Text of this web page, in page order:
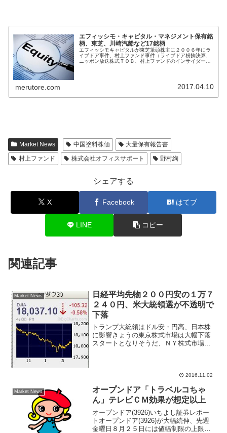
エフィッシモ・キャピタル・マネジメント保有銘
柄、東芝、川崎汽船など17銘柄
エフィッシモキャピタルが東芝筆頭株主に２００６年にラ
イブドア事件、村上ファンド事件（ライブドア粉飾決算、
ニッポン放送株式ＴＯＢ、村上ファンドのインサイダー事
merutore.com 2017.04.10
Market News 中国塗料株価
大量保有報告書
村上ファンド
株式会社オフィスサポート 野村絢
シェアする
X Facebook はてブ
LINE コピー
関連記事
Market News
日経平均先物２００円安の１万７
２４０円、米大統領選が不透明で
下落
トランプ大統領はドル安・円高、日本株
に影響きょうの東京株式市場は大幅下落
スタートとなりそうだ、ＮＹ株式市場は
2016.11.02
Market News
オープンドア「トラベルコちゃ
ん」テレビＣＭ効果が想定以上
オープンドア(3926)いちよし証券レポー
トオープンドア(3926)が大幅続伸、先週
金曜日８月２５日には値幅制限の上限ま